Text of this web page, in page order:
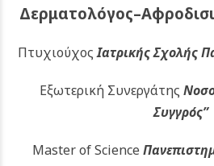
ΠτυχιούχοςΙατρικής Σχολής
Εξωτερική Συνεργάτης
Συγγρός”
Master of Science